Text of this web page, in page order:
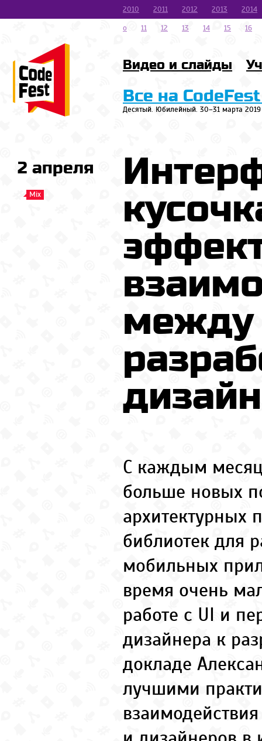
2010 2011 2012 2013
2014
o
11 12 13 14 15 16
Видео и слайды
Все на
Десятый. Юбилейный. 30–31 марта 2019
2 апреля
Mix
между
С каждым
больше новых
архитектурных
библиотек для
мобильных
время очень
работе с UI и
дизайнера к
докладе
лучшими